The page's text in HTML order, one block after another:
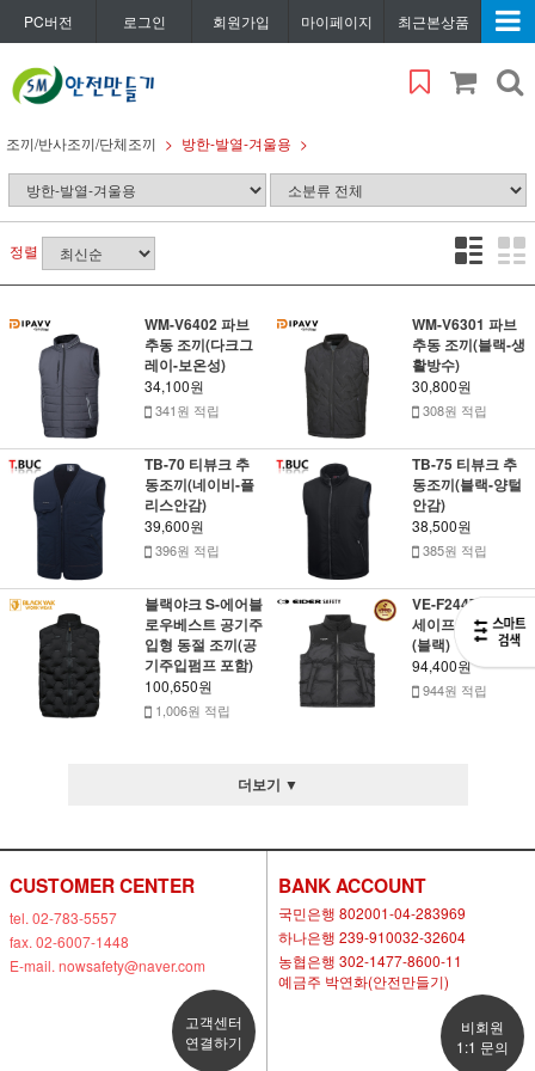
PC버전 로그인 회원가입 마이페이지 최근본상품
조끼/반사조끼/단체조끼 방한-발열-겨울용
정렬
WM-V6402 파브
추동 조끼(다크그
레이-보온성)
34,100원
341원 적립
WM-V6301 파브
추동 조끼(블랙-생
활방수)
30,800원
308원 적립
TB-70 티뷰크 추
동조끼(네이비-플
리스안감)
39,600원
396원 적립
TB-75 티뷰크 추
동조끼(블랙-양털
안감)
38,500원
385원 적립
블랙야크 S-에어블
로우베스트 공기주
입형 동절 조끼(공
기주입펌프 포함)
100,650원
1,006원 적립
VE-F2447 아이더
세이프티 추동조끼
(블랙)
94,400원
944원 적립
더보기 ▼
CUSTOMER CENTER
tel. 02-783-5557
fax. 02-6007-1448
E-mail. nowsafety@naver.com
고객센터
연결하기
BANK ACCOUNT
국민은행 802001-04-283969
하나은행 239-910032-32604
농협은행 302-1477-8600-11
예금주 박연화(안전만들기)
비회원
1:1 문의